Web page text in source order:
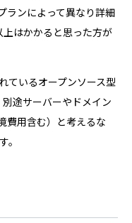
ランによって異なり詳細
はかかると思った方が
ているオープンソース型
途サーバーやドメイン
費用含む）と考えるな
。